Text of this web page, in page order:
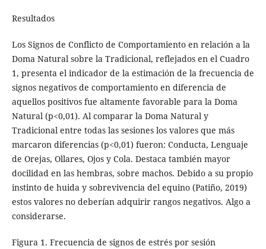
Resultados
Los Signos de Conflicto de Comportamiento en relación a la
Doma Natural sobre la Tradicional, reflejados en el Cuadro
1, presenta el indicador de la estimación de la frecuencia de
signos negativos de comportamiento en diferencia de
aquellos positivos fue altamente favorable para la Doma
Natural (p<0,01). Al comparar la Doma Natural y
Tradicional entre todas las sesiones los valores que más
marcaron diferencias (p<0,01) fueron: Conducta, Lenguaje
de Orejas, Ollares, Ojos y Cola. Destaca también mayor
docilidad en las hembras, sobre machos. Debido a su propio
instinto de huida y sobrevivencia del equino (Patiño, 2019)
estos valores no deberían adquirir rangos negativos. Algo a
considerarse.
Figura 1. Frecuencia de signos de estrés por sesión